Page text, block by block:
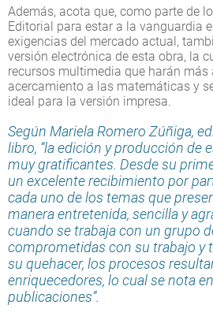
Además, acota que, como parte de
Editorial para estar a la vanguardia
exigencias del mercado actual,
versión electrónica de esta obra, la
recursos multimedia que harán más
acercamiento a las matemáticas y
ideal para la versión impresa.
Según Mariela Romero Zúñiga,
libro, “la edición y producción de
muy gratificantes. Desde su
un excelente recibimiento por
cada uno de los temas que
manera entretenida, sencilla y
cuando se trabaja con un grupo
comprometidas con su trabajo y
su quehacer, los procesos
enriquecedores, lo cual se nota
publicaciones”.